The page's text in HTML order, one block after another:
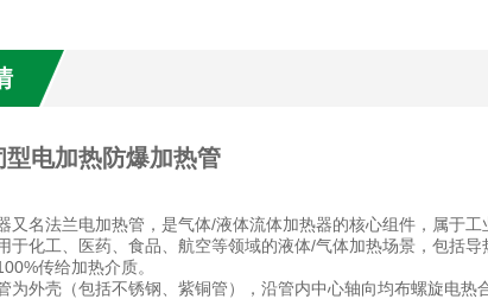
型电加热防爆加热管
又名法兰电加热管，是气体/液体流体加热器的核心组件，属于
于化工、医药、食品、航空等领域的液体/气体加热场景，包括
传给加热介质。
为外壳（包括不锈钢、紫铜管），沿管内中心轴向均布螺旋电